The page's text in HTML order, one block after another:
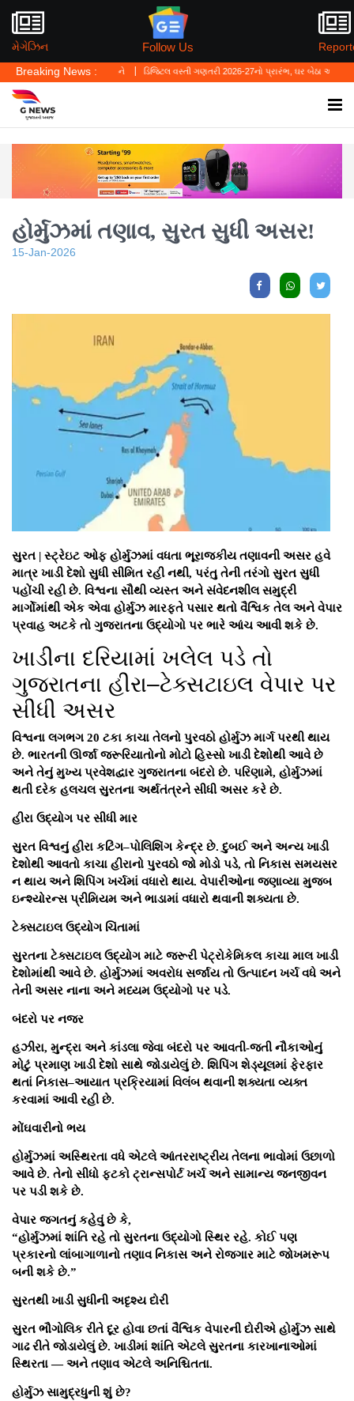
મેગેઝિન Follow Us
Breaking News :
બચાવ નહીં બને ડિજિટલ વસ્તી ગણતરી 2026-27નો પ્રારંભ, ઘર બેઠા આજે જ તમારાથી શરુઆત
હોર્મુઝમાં તણાવ, સુરત સુધી અસર!
15-Jan-2026
સુરત | સ્ટ્રેઇટ ઓફ હોર્મુઝમાં વધતા ભૂરાજકીય તણાવની અસર હવે
માત્ર ખાડી દેશો સુધી સીમિત રહી નથી, પરંતુ તેની તરંગો સુરત સુધી
પહોંચી રહી છે. વિશ્વના સૌથી વ્યસ્ત અને સંવેદનશીલ સમુદ્રી
માર્ગોમાંથી એક એવા હોર્મુઝ મારફતે પસાર થતો વૈશ્વિક તેલ અને વેપાર
પ્રવાહ અટકે તો ગુજરાતના ઉદ્યોગો પર ભારે આંચ આવી શકે છે.
ખાડીના દરિયામાં ખલેલ પડે તો
ગુજરાતના હીરા–ટેક્સટાઇલ વેપાર પર
સીધી અસર
વિશ્વના લગભગ 20 ટકા કાચા તેલનો પુરવઠો હોર્મુઝ માર્ગ પરથી થાય
છે. ભારતની ઊર્જા જરૂરિયાતોનો મોટો હિસ્સો ખાડી દેશોથી આવે છે
અને તેનું મુખ્ય પ્રવેશદ્વાર ગુજરાતના બંદરો છે. પરિણામે, હોર્મુઝમાં
થતી દરેક હલચલ સુરતના અર્થતંત્રને સીધી અસર કરે છે.
હીરા ઉદ્યોગ પર સીધી માર
સુરત વિશ્વનું હીરા કટિંગ–પોલિશિંગ કેન્દ્ર છે. દુબઈ અને અન્ય ખાડી
દેશોથી આવતો કાચા હીરાનો પુરવઠો જો મોડો પડે, તો નિકાસ સમયસર
ન થાય અને શિપિંગ ખર્ચમાં વધારો થાય. વેપારીઓના જણાવ્યા મુજબ
ઇન્શ્યોરન્સ પ્રીમિયમ અને ભાડામાં વધારો થવાની શક્યતા છે.
ટેક્સટાઇલ ઉદ્યોગ ચિંતામાં
સુરતના ટેક્સટાઇલ ઉદ્યોગ માટે જરૂરી પેટ્રોકેમિકલ કાચા માલ ખાડી
દેશોમાંથી આવે છે. હોર્મુઝમાં અવરોધ સર્જાય તો ઉત્પાદન ખર્ચ વધે અને
તેની અસર નાના અને મધ્યમ ઉદ્યોગો પર પડે.
બંદરો પર નજર
હઝીરા, મુન્દ્રા અને કાંડલા જેવા બંદરો પર આવતી-જતી નૌકાઓનું
મોટું પ્રમાણ ખાડી દેશો સાથે જોડાયેલું છે. શિપિંગ શેડ્યૂલમાં ફેરફાર
થતાં નિકાસ–આયાત પ્રક્રિયામાં વિલંબ થવાની શક્યતા વ્યક્ત
કરવામાં આવી રહી છે.
મોંઘવારીનો ભય
હોર્મુઝમાં અસ્થિરતા વધે એટલે આંતરરાષ્ટ્રીય તેલના ભાવોમાં ઉછાળો
આવે છે. તેનો સીધો ફટકો ટ્રાન્સપોર્ટ ખર્ચ અને સામાન્ય જનજીવન
પર પડી શકે છે.
વેપાર જગતનું કહેવું છે કે,
“હોર્મુઝમાં શાંતિ રહે તો સુરતના ઉદ્યોગો સ્થિર રહે. કોઈ પણ
પ્રકારનો લાંબાગાળાનો તણાવ નિકાસ અને રોજગાર માટે જોખમરૂપ
બની શકે છે.”
સુરતથી ખાડી સુધીની અદૃશ્ય દોરી
સુરત ભૌગોલિક રીતે દૂર હોવા છતાં વૈશ્વિક વેપારની દોરીએ હોર્મુઝ સાથે
ગાઢ રીતે જોડાયેલું છે. ખાડીમાં શાંતિ એટલે સુરતના કારખાનાઓમાં
સ્થિરતા — અને તણાવ એટલે અનિશ્ચિતતા.
હોર્મુઝ સામુદ્રધુની શું છે?